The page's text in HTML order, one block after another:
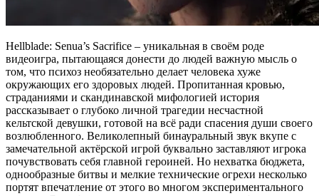
Hellblade: Senua’s Sacrifice – уникальная в своём роде
видеоигра, пытающаяся донести до людей важную мысль о
том, что психоз необязательно делает человека хуже
окружающих его здоровых людей. Пропитанная кровью,
страданиями и скандинавской мифологией история
рассказывает о глубоко личной трагедии несчастной
кельтской девушки, готовой на всё ради спасения души своего
возлюбленного. Великолепный бинауральный звук вкупе с
замечательной актёрской игрой буквально заставляют игрока
почувствовать себя главной героиней. Но нехватка бюджета,
однообразные битвы и мелкие технические огрехи несколько
портят впечатление от этого во многом экспериментального